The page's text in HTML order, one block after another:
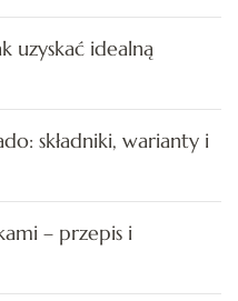
uzyskać idealną
składniki, warianty i
– przepis i